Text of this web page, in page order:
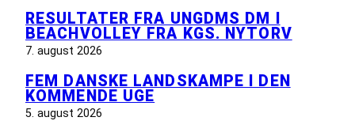
RESULTATER FRA UNGDMS DM I
BEACHVOLLEY FRA KGS. NYTORV
7. august 2026
FEM DANSKE LANDSKAMPE I DEN
KOMMENDE UGE
5. august 2026